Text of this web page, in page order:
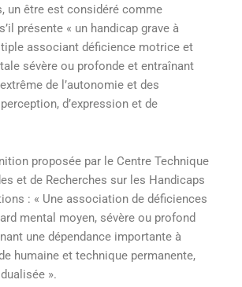
un être est considéré comme
présente « un handicap grave à
associant déficience motrice et
sévère ou profonde et entraînant
de l’autonomie et des
d’expression et de
proposée par le Centre Technique
et de Recherches sur les Handicaps
: « Une association de déficiences
mental moyen, sévère ou profond
une dépendance importante à
humaine et technique permanente,
».